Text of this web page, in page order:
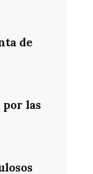
de
por las